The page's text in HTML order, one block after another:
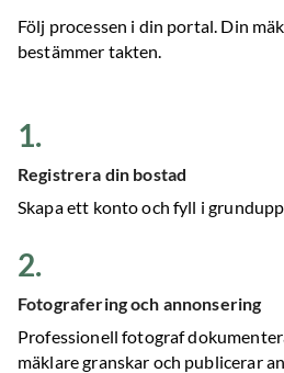
Följ processen i din portal. Din
bestämmer takten.
1.
Registrera din bostad
Skapa ett konto och fyll i
2.
Fotografering och annonsering
Professionell fotograf
mäklare granskar och publicerar